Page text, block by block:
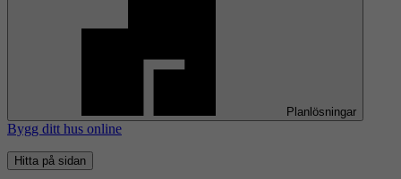
Planlösningar
Bygg ditt hus online
Hitta på sidan